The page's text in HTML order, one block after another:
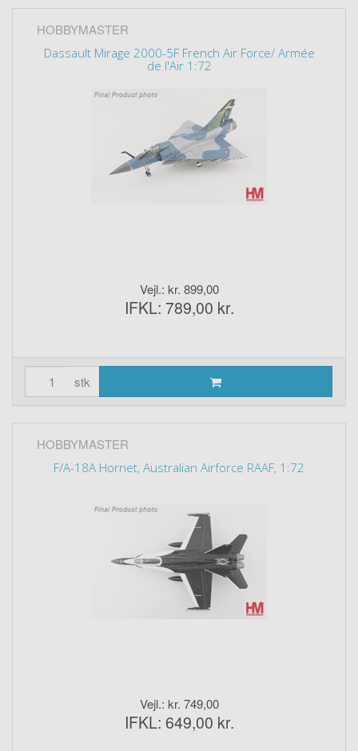
HOBBYMASTER
Dassault Mirage 2000-5F French Air Force/ Armée
de l'Air 1:72
Vejl.: kr. 899,00
IFKL: 789,00 kr.
stk
HOBBYMASTER
F/A-18A Hornet, Australian Airforce RAAF, 1:72
Vejl.: kr. 749,00
IFKL: 649,00 kr.